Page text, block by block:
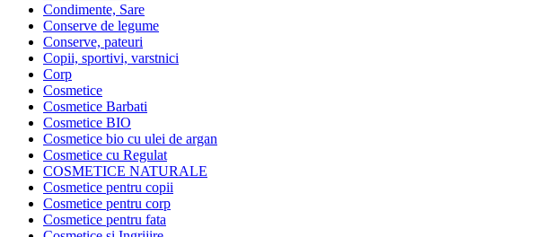
Condimente, Sare
Conserve de legume
Conserve, pateuri
Copii, sportivi, varstnici
Corp
Cosmetice
Cosmetice Barbati
Cosmetice BIO
Cosmetice bio cu ulei de argan
Cosmetice cu Regulat
COSMETICE NATURALE
Cosmetice pentru copii
Cosmetice pentru corp
Cosmetice pentru fata